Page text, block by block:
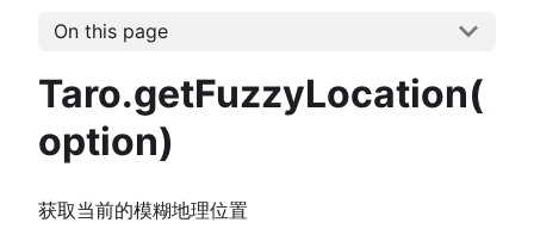
On this page
Taro.getFuzzyLocation(
option)
获取当前的模糊地理位置